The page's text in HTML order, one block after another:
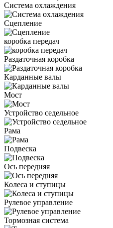
Система охлаждения
Сцепление
коробка передач
Раздаточная коробка
Карданные валы
Мост
Устройство седельное
Рама
Подвеска
Ось передняя
Колеса и ступицы
Рулевое управление
Тормозная система